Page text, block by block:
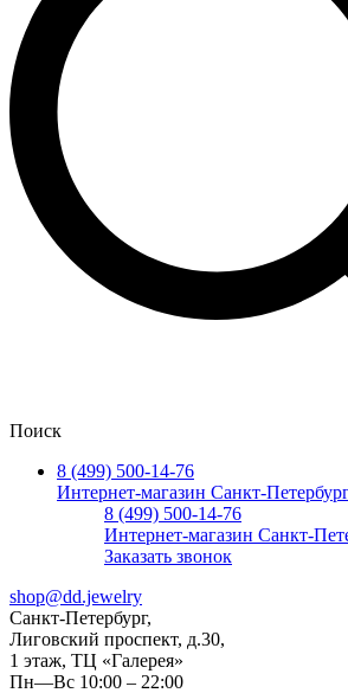
Поиск
8 (499) 500-14-76
Интернет-магазин Санкт-
8 (499) 500-14-76
Интернет-магазин Санкт-
Заказать звонок
shop@dd.jewelry
Санкт-Петербург,
Лиговский проспект, д.30,
1 этаж, ТЦ «Галерея»
Пн—Вс 10:00 – 22:00